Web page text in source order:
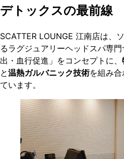
デトックスの最前線
SCATTER LOUNGE 江南店は、
るラグジュアリーヘッドスパ専
出・血行促進」をコンセプトに、
と温熱ガルバニック技術を組み
ています。